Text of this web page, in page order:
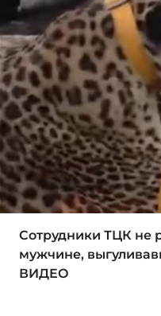
Сотрудники ТЦК не
мужчине,
ВИДЕО